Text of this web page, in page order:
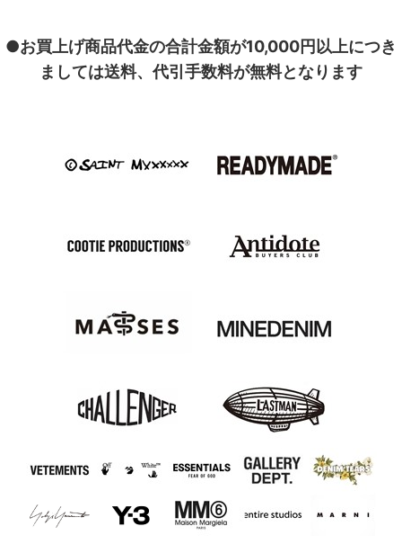
●お買上げ商品代金の合計金額が10,000円以上につき
ましては送料、代引手数料が無料となります